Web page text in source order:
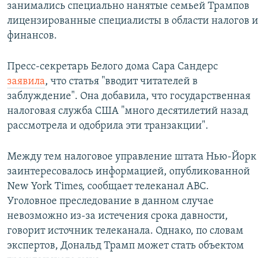
занимались специально нанятые семьей Трампов
лицензированные специалисты в области налогов и
финансов.
Пресс-секретарь Белого дома Сара Сандерс
заявила, что статья "вводит читателей в
заблуждение". Она добавила, что государственная
налоговая служба США "много десятилетий назад
рассмотрела и одобрила эти транзакции".
Между тем налоговое управление штата Нью-Йорк
заинтересовалось информацией, опубликованной
New York Times, сообщает телеканал ABC.
Уголовное преследование в данном случае
невозможно из-за истечения срока давности,
говорит источник телеканала. Однако, по словам
экспертов, Дональд Трамп может стать объектом